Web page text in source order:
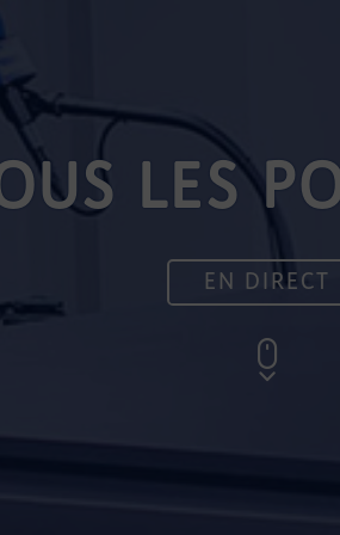
LES
EN DIRECT